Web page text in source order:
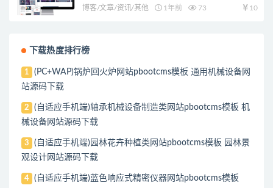
博客/文章/资讯/其他 1年前 73 10
下载热度排行榜
1
(PC+WAP)锅炉回火炉网站pbootcms模板 通用机械设备网
站源码下载
2
(自适应手机端)轴承机械设备制造类网站pbootcms模板 机
械设备网站源码下载
3
(自适应手机端)园林花卉种植类网站pbootcms模板 园林景
观设计网站源码下载
4
(自适应手机端)蓝色响应式精密仪器网站pbootcms模板